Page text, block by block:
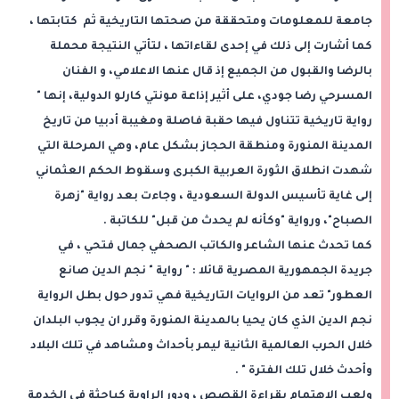
جامعة للمعلومات ومتحققة من صحتها التاريخية ثم كتابتها ،
كما أشارت إلى ذلك في إحدى لقاءاتها ، لتأتي النتيجة محملة
بالرضا والقبول من الجميع إذ قال عنها الاعلامي، و الفنان
المسرحي رضا جودي، على أثير إذاعة مونتي كارلو الدولية، إنها "
رواية تاريخية تتناول فيها حقبة فاصلة ومغيبة أدبيا من تاريخ
المدينة المنورة ومنطقة الحجاز بشكل عام، وهي المرحلة التي
شهدت انطلاق الثورة العربية الكبرى وسقوط الحكم العثماني
إلى غاية تأسيس الدولة السعودية ، وجاءت بعد رواية "زهرة
الصباح"، ورواية "وكأنه لم يحدث من قبل" للكاتبة .
كما تحدث عنها الشاعر والكاتب الصحفي جمال فتحي ، في
جريدة الجمهورية المصرية قائلا : " رواية " نجم الدين صانع
العطور" تعد من الروايات التاريخية فهي تدور حول بطل الرواية
نجم الدين الذي كان يحيا بالمدينة المنورة وقرر ان يجوب البلدان
خلال الحرب العالمية الثانية ليمر بأحداث ومشاهد في تلك البلاد
وأحدث خلال تلك الفترة " .
ولعب الاهتمام بقراءة القصص ، ودور الراوية كباحثة في الخدمة